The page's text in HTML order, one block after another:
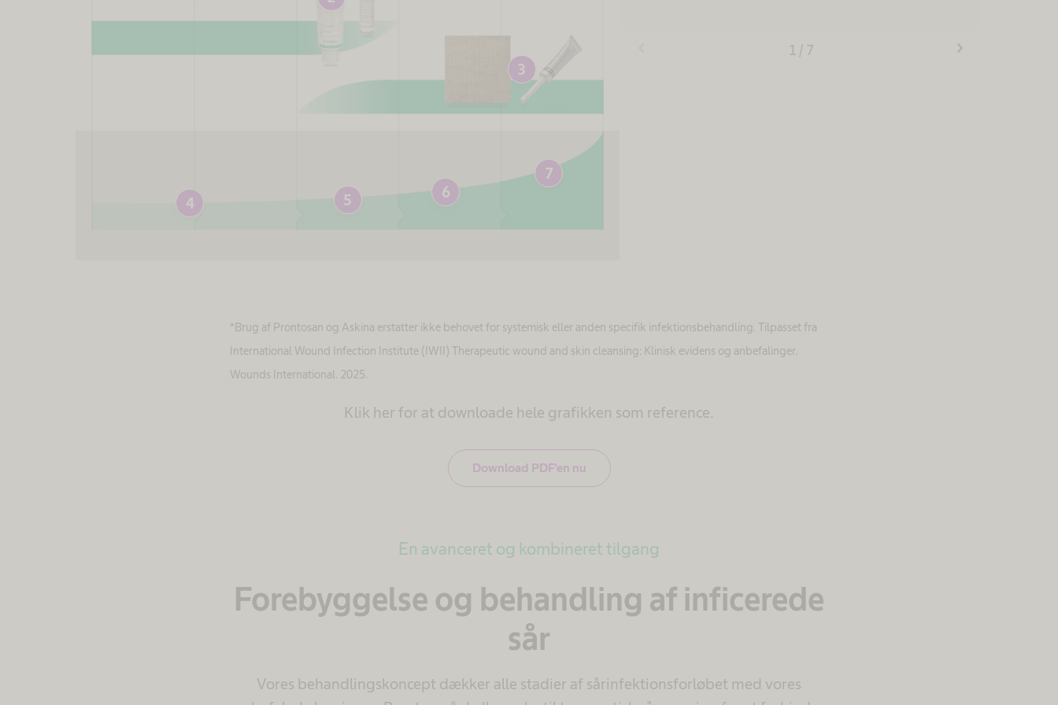
3
4 5 6
7
1 / 7 chevron_right
*Brug af Prontosan og Askina erstatter ikke behovet for systemisk eller anden specifik infektionsbehandling. Tilpasset fra
International Wound Infection Institute (IWII) Therapeutic wound and skin cleansing: Klinisk evidens og anbefalinger.
Wounds International. 2025.
Klik her for at downloade hele grafikken som reference.
Download PDF'en nu
En avanceret og kombineret tilgang
Forebyggelse og behandling af inficerede
sår
Vores behandlingskoncept dækker alle stadier af sårinfektionsforløbet med vores